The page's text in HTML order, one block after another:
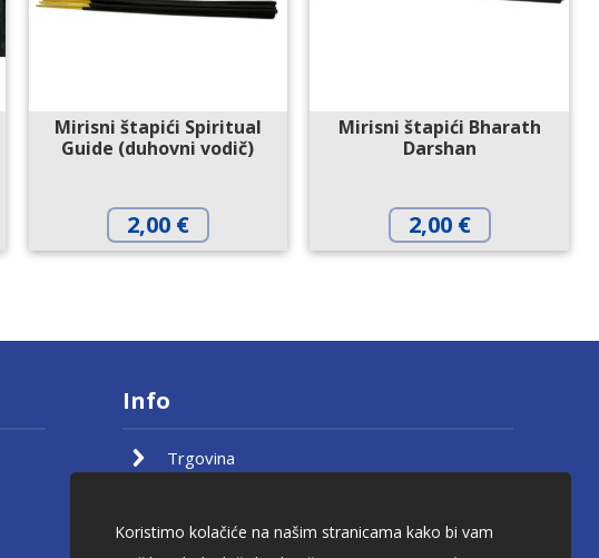
Mirisni štapići Spiritual
Guide (duhovni vodič)
2,00 €
Mirisni štapići Bharath
Darshan
2,00 €
Info
Trgovina
Kontakt
Koristimo kolačiće na našim stranicama kako bi vam